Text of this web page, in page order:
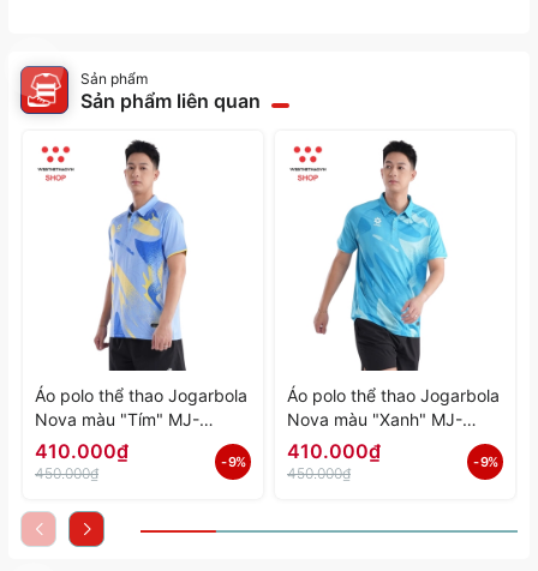
Sản phẩm
Sản phẩm liên quan
Áo polo thể thao Jogarbola
Nova màu "Tím" MJ-
A4197-04 - Hàng Chính
Hãng
410.000₫
450.000₫
- 9%
Áo polo thể thao Jogarbola
Nova màu "Xanh" MJ-
A4197-03 - Hàng Chính
Hãng
410.000₫
450.000₫
- 9%